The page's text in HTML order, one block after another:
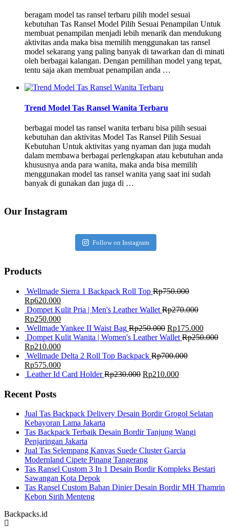
beragam model tas ransel terbaru pilih model sesuai
kebutuhan Tas Ransel Model Pilih Sesuai Penampilan Untuk
membuat penampilan menjadi lebih menarik dan mendukung
aktivitas anda maka bisa memilih menggunakan tas ransel
model sekarang yang paling banyak di tawarkan dan di minati
oleh berbagai kalangan. Dengan pemilihan model yang tepat,
tentu saja akan membuat penampilan anda …
Trend Model Tas Ransel Wanita Terbaru
berbagai model tas ransel wanita terbaru bisa pilih sesuai
kebutuhan dan aktivitas Model Tas Ransel Pilih Sesuai
Kebutuhan Untuk aktivitas yang nyaman dan juga mudah
dalam membawa berbagai perlengkapan atau kebutuhan anda
khususnya anda para wanita, maka anda bisa memilih
menggunakan model tas ransel wanita yang saat ini sudah
banyak di gunakan dan juga di …
Our Instagram
Follow on Instagram
Products
Wellmade Sierra 1 Backpack Roll Top Rp750.000
Rp620.000
Dompet Kulit Pria | Men's Leather Wallet Rp270.000
Rp250.000
Wellmade Yankee II Waist Bag Rp250.000 Rp175.000
Dompet Kulit Wanita | Women's Leather Wallet Rp250.000
Rp210.000
Wellmade Delta 2 Roll Top Backpack Rp700.000
Rp575.000
Leather Id Card Holder Rp230.000 Rp210.000
Recent Posts
Jual Tas Backpack Delivery Desain Bordir Grogol Selatan
Kebayoran Lama Jakarta
Tas Backpack Terbaik Desain Bordir Tanjung Wangi
Penjaringan Jakarta
Jual Tas Selempang Kanvas Suede Cluster Garcia
Modernland Cipete Pinang Tangerang
Tas Ransel Custom 3 In 1 Desain Bordir Kompleks Bestari
Sawangan Kota Depok
Tas Ransel Custom Bahan Dinier Desain Bordir MH Thamrin
Kebon Sirih Menteng
Backpacks.id